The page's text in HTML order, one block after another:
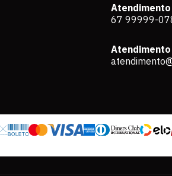
67 99999-
Atendimento